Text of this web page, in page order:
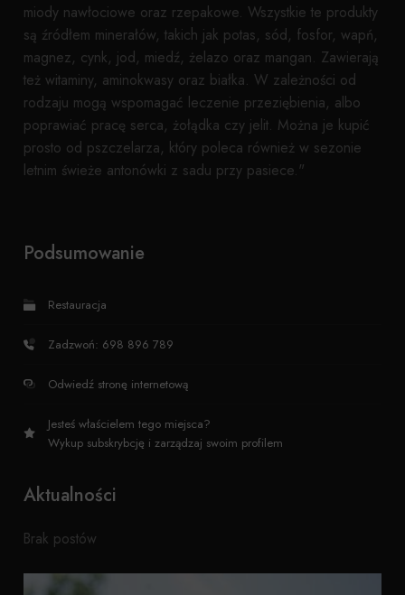
miody nawłociowe oraz rzepakowe. Wszystkie te produkty
są źródłem minerałów, takich jak potas, sód, fosfor, wapń,
magnez, cynk, jod, miedź, żelazo oraz mangan. Zawierają
też witaminy, aminokwasy oraz białka. W zależności od
rodzaju mogą wspomagać leczenie przeziębienia, albo
poprawiać pracę serca, żołądka czy jelit. Można je kupić
prosto od pszczelarza, który poleca również w sezonie
letnim świeże antonówki z sadu przy pasiece."
Podsumowanie
Restauracja
Zadzwoń: 698 896 789
Odwiedź stronę internetową
Jesteś właścielem tego miejsca?
Wykup subskrybcję i zarządzaj swoim profilem
Aktualności
Brak postów